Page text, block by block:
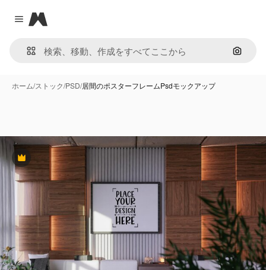
Close menu
Magnific
画像で
ホーム/ストック/PSD/居間のポスターフレームPsdモックアップ
Premium